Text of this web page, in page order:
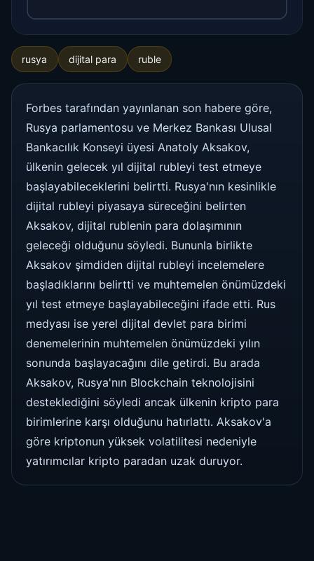
rusya dijital para ruble
Forbes tarafından yayınlanan son habere göre,
Rusya parlamentosu ve Merkez Bankası Ulusal
Bankacılık Konseyi üyesi Anatoly Aksakov,
ülkenin gelecek yıl dijital rubleyi test etmeye
başlayabileceklerini belirtti. Rusya'nın kesinlikle
dijital rubleyi piyasaya süreceğini belirten
Aksakov, dijital rublenin para dolaşımının
geleceği olduğunu söyledi. Bununla birlikte
Aksakov şimdiden dijital rubleyi incelemelere
başladıklarını belirtti ve muhtemelen önümüzdeki
yıl test etmeye başlayabileceğini ifade etti. Rus
medyası ise yerel dijital devlet para birimi
denemelerinin muhtemelen önümüzdeki yılın
sonunda başlayacağını dile getirdi. Bu arada
Aksakov, Rusya'nın Blockchain teknolojisini
desteklediğini söyledi ancak ülkenin kripto para
birimlerine karşı olduğunu hatırlattı. Aksakov'a
göre kriptonun yüksek volatilitesi nedeniyle
yatırımcılar kripto paradan uzak duruyor.